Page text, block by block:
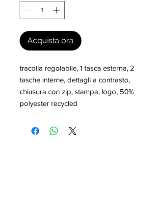
Acquista ora
tracolla regolabile, 1 tasca esterna, 2
tasche interne, dettagli a contrasto,
chiusura con zip, stampa, logo, 50%
polyester recycled